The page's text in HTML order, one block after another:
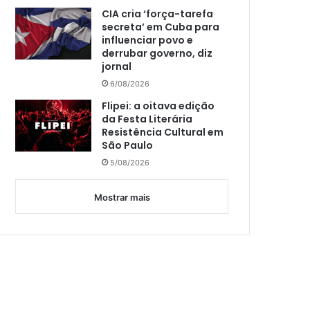
CIA cria ‘força-tarefa
secreta’ em Cuba para
influenciar povo e
derrubar governo, diz
jornal
6/08/2026
Flipei: a oitava edição
da Festa Literária
Resistência Cultural em
São Paulo
5/08/2026
Mostrar mais